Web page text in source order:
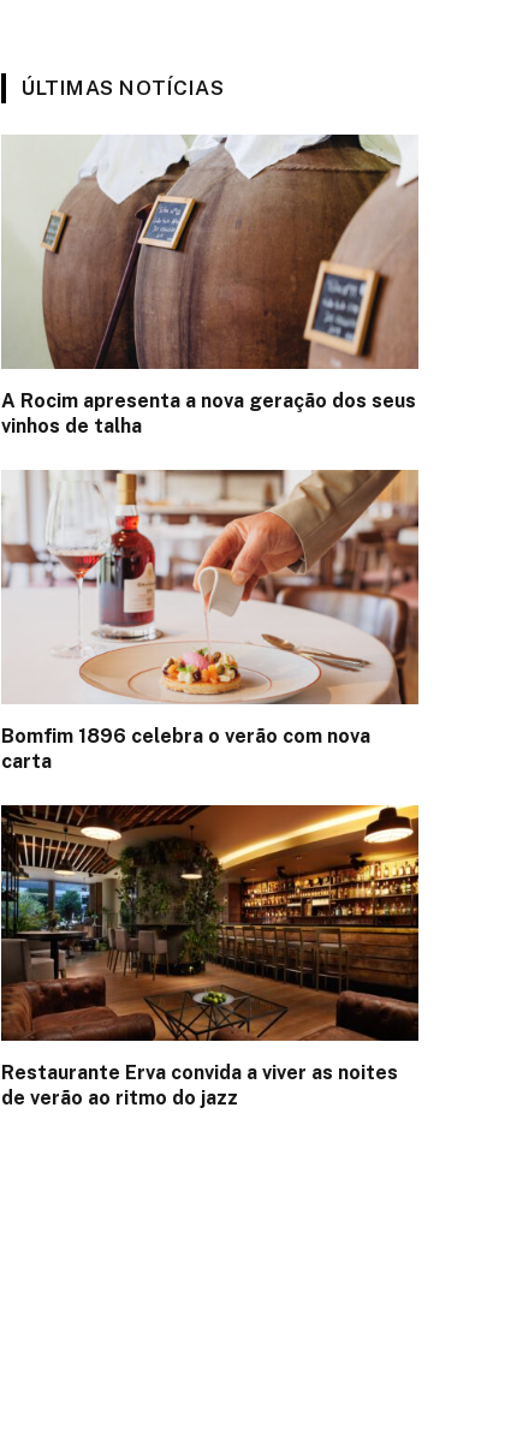
ÚLTIMAS NOTÍCIAS
A Rocim apresenta a nova geração dos seus
vinhos de talha
Bomfim 1896 celebra o verão com nova
carta
Restaurante Erva convida a viver as noites
de verão ao ritmo do jazz